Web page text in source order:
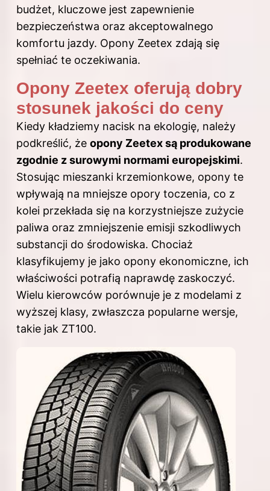
budżet, kluczowe jest zapewnienie
bezpieczeństwa oraz akceptowalnego
komfortu jazdy. Opony Zeetex zdają się
spełniać te oczekiwania.
Opony Zeetex oferują dobry
stosunek jakości do ceny
Kiedy kładziemy nacisk na ekologię, należy
podkreślić, że opony Zeetex są produkowane
zgodnie z surowymi normami europejskimi.
Stosując mieszanki krzemionkowe, opony te
wpływają na mniejsze opory toczenia, co z
kolei przekłada się na korzystniejsze zużycie
paliwa oraz zmniejszenie emisji szkodliwych
substancji do środowiska. Chociaż
klasyfikujemy je jako opony ekonomiczne, ich
właściwości potrafią naprawdę zaskoczyć.
Wielu kierowców porównuje je z modelami z
wyższej klasy, zwłaszcza popularne wersje,
takie jak ZT100.